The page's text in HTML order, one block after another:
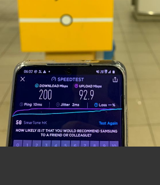
分板連結:
(B2)香港巴士討論
[精華]
(B0)香港巴士車務及車廂設備
(B3)巴士攝影作品貼圖區
[精華]
(B3i)即拍即貼 -手機相&翻拍Mon相
(B4)兩岸三地巴士討論
[精華]
(B5)外地巴士討論 [精華]
(B6)旅遊巴士及過境巴士 [精華]